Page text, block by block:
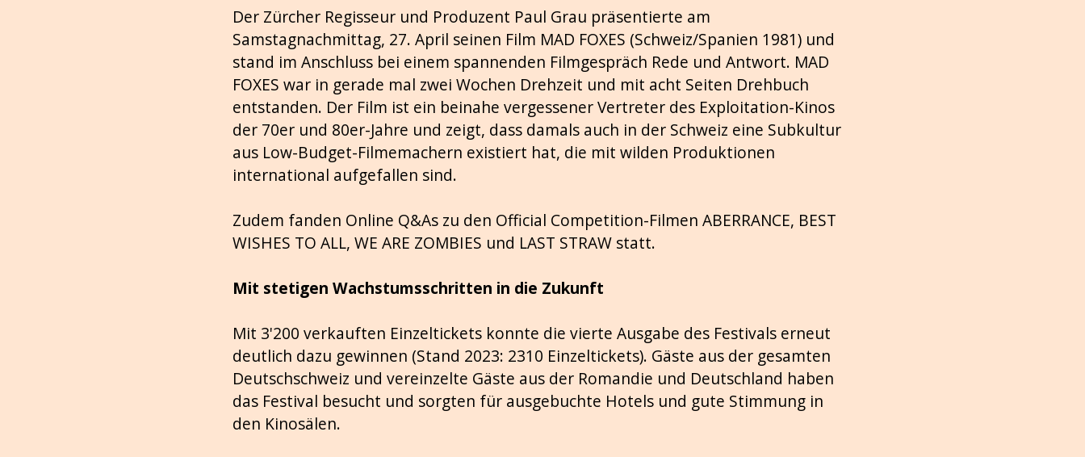
Der Zürcher Regisseur und Produzent Paul Grau präsentierte am
Samstagnachmittag, 27. April seinen Film MAD FOXES (Schweiz/Spanien 1981) und
stand im Anschluss bei einem spannenden Filmgespräch Rede und Antwort. MAD
FOXES war in gerade mal zwei Wochen Drehzeit und mit acht Seiten Drehbuch
entstanden. Der Film ist ein beinahe vergessener Vertreter des Exploitation-Kinos
der 70er und 80er-Jahre und zeigt, dass damals auch in der Schweiz eine Subkultur
aus Low-Budget-Filmemachern existiert hat, die mit wilden Produktionen
international aufgefallen sind.
Zudem fanden Online Q&As zu den Official Competition-Filmen ABERRANCE, BEST
WISHES TO ALL, WE ARE ZOMBIES und LAST STRAW statt.
Mit stetigen Wachstumsschritten in die Zukunft
Mit 3'200 verkauften Einzeltickets konnte die vierte Ausgabe des Festivals erneut
deutlich dazu gewinnen (Stand 2023: 2310 Einzeltickets). Gäste aus der gesamten
Deutschschweiz und vereinzelte Gäste aus der Romandie und Deutschland haben
das Festival besucht und sorgten für ausgebuchte Hotels und gute Stimmung in
den Kinosälen.